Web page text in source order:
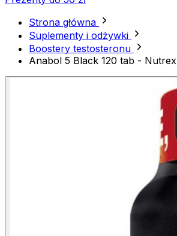
Strona główna
Suplementy i odżywki
Boostery testosteronu
Anabol 5 Black 120 tab - Nutrex